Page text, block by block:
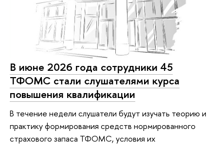
В июне 2026 года сотрудники 45
ТФОМС стали слушателями курса
повышения квалификации
В течение недели слушатели будут изучать теорию и
практику формирования средств нормированного
страхового запаса ТФОМС, условия их